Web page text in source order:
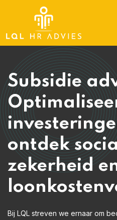
Subsidie
ontdek
zekerheid
Bij LQL streven we ernaar om